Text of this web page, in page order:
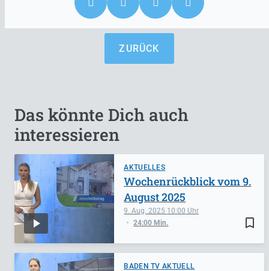
ZURÜCK
Das könnte Dich auch
interessieren
AKTUELLES
bookmark_border
9. Aug. 2025 10:00
24:00 Min.
Wochenrückblick vom 9.
August 2025
BADEN TV AKTUELL